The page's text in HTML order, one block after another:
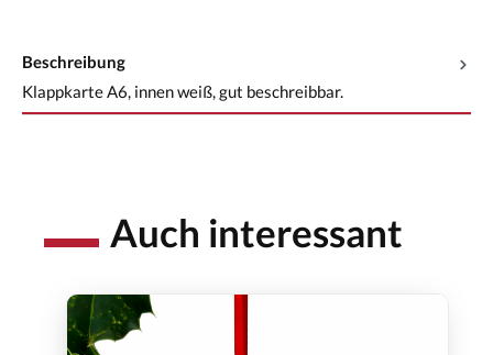
Beschreibung
Klappkarte A6, innen weiß, gut beschreibbar.
Auch interessant